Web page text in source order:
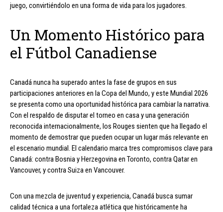
juego, convirtiéndolo en una forma de vida para los jugadores.
Un Momento Histórico para
el Fútbol Canadiense
Canadá nunca ha superado antes la fase de grupos en sus
participaciones anteriores en la Copa del Mundo, y este Mundial 2026
se presenta como una oportunidad histórica para cambiar la narrativa.
Con el respaldo de disputar el torneo en casa y una generación
reconocida internacionalmente, los Rouges sienten que ha llegado el
momento de demostrar que pueden ocupar un lugar más relevante en
el escenario mundial. El calendario marca tres compromisos clave para
Canadá: contra Bosnia y Herzegovina en Toronto, contra Qatar en
Vancouver, y contra Suiza en Vancouver.
Con una mezcla de juventud y experiencia, Canadá busca sumar
calidad técnica a una fortaleza atlética que históricamente ha